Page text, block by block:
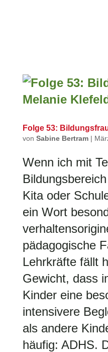
Folge 53:
von Sabine Bertram|
Wenn ich mit
Kita oder
ein Wort
pädagogische
Lehrkräfte fällt
Gewicht, dass
Kinder eine
intensivere
als andere
häufig: ADHS.